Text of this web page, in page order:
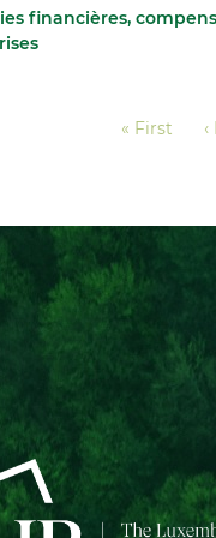
financières,
Première
« First